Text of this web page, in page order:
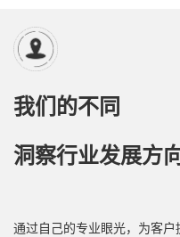
我们的不同
洞察行业发展方
通过自己的专业眼光，为客